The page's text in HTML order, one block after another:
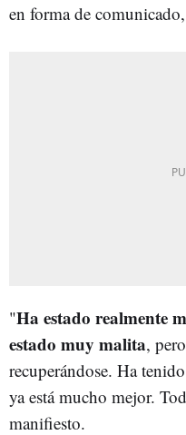
en forma de
"Ha estado realmente
estado muy malita,
recuperándose. Ha
ya está mucho mejor.
manifiesto.